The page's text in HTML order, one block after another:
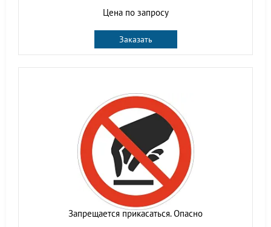
Цена по запросу
Заказать
Запрещается прикасаться. Опасно